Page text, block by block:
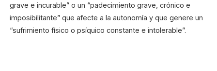
grave e incurable” o un “padecimiento grave, crónico e
imposibilitante” que afecte a la autonomía y que genere un
“sufrimiento físico o psíquico constante e intolerable”.